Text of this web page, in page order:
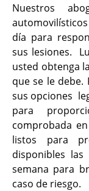
Nuestros
día para
sus lesiones.
usted obtenga
que se le
sus opciones
para
comprobada
listos para
disponibles
semana para
caso de riesgo.